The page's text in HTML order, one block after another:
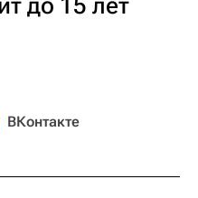
до 15 лет
ВКонтакте